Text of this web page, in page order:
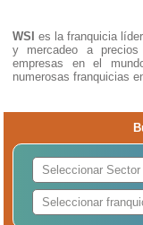
WSI es la franquicia
y mercadeo a
empresas en el
numerosas franquicias